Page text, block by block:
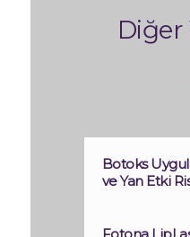
Diğer
Botoks
ve Yan Etki